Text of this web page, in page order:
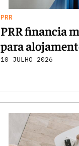
PRR
PRR financia
para
10 JULHO 2026